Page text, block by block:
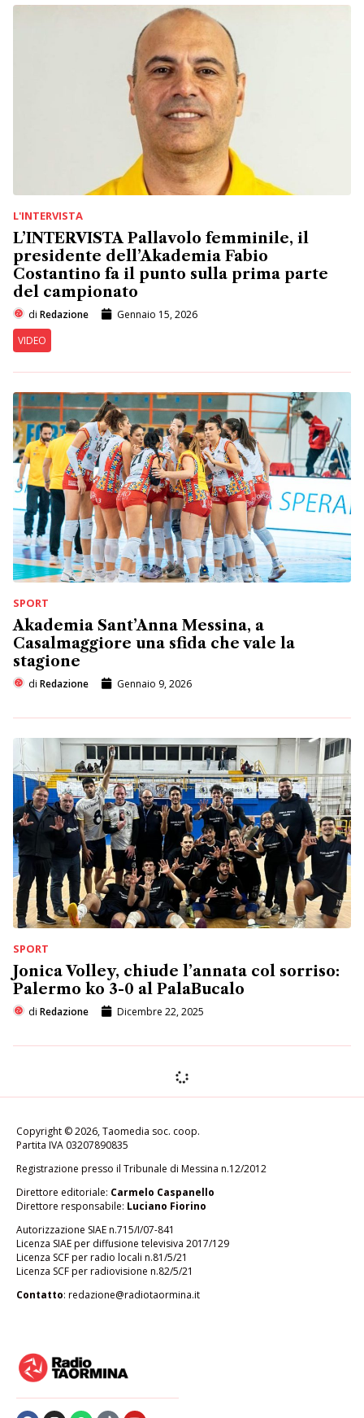
L'INTERVISTA
L’INTERVISTA Pallavolo femminile, il
presidente dell’Akademia Fabio
Costantino fa il punto sulla prima parte
del campionato
di Redazione
Gennaio 15, 2026
VIDEO
SPORT
Akademia Sant’Anna Messina, a
Casalmaggiore una sfida che vale la
stagione
di Redazione Gennaio 9, 2026
SPORT
Jonica Volley, chiude l’annata col sorriso:
Palermo ko 3-0 al PalaBucalo
di Redazione Dicembre 22, 2025
VOLLEY A2/F
Dimissioni di Bonafede,
Akademia Messina cambia
guida tecnica
diRedazione Ottobre 29, 2025
SPORT
diRedazione